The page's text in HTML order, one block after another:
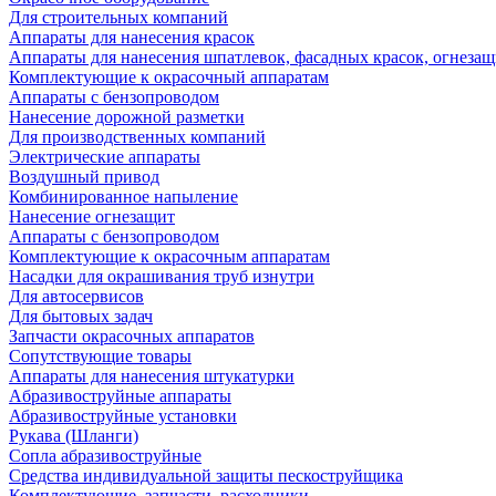
Для строительных компаний
Аппараты для нанесения красок
Аппараты для нанесения шпатлевок, фасадных красок,
Комплектующие к окрасочный аппаратам
Аппараты с бензопроводом
Нанесение дорожной разметки
Для производственных компаний
Электрические аппараты
Воздушный привод
Комбинированное напыление
Нанесение огнезащит
Аппараты с бензопроводом
Комплектующие к окрасочным аппаратам
Насадки для окрашивания труб изнутри
Для автосервисов
Для бытовых задач
Запчасти окрасочных аппаратов
Сопутствующие товары
Аппараты для нанесения штукатурки
Aбразивоструйные аппараты
Абразивоструйные установки
Рукава (Шланги)
Сопла абразивоструйные
Средства индивидуальной защиты пескоструйщика